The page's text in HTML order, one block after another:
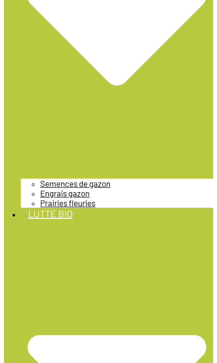
Semences de gazon
Engrais gazon
Prairies fleuries
LUTTE BIO